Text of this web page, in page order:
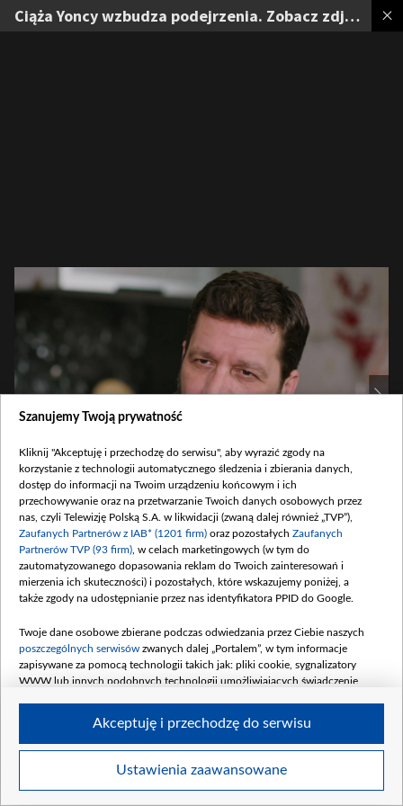
Ciąża Yoncy wzbudza podejrzenia. Zobacz zdjęcia z 73. odcinka „Panny młodej”
Nusret podejrzewa, że Yonca go okłamuje. Fot. Materiały prasowe
1
Szczegóły
Szanujemy Twoją prywatność
Kliknij "Akceptuję i przechodzę do serwisu", aby wyrazić zgody na
korzystanie z technologii automatycznego śledzenia i zbierania danych,
dostęp do informacji na Twoim urządzeniu końcowym i ich
przechowywanie oraz na przetwarzanie Twoich danych osobowych przez
nas, czyli Telewizję Polską S.A. w likwidacji (zwaną dalej również „TVP”),
Zaufanych Partnerów z IAB* (1201 firm) oraz pozostałych Zaufanych
Partnerów TVP (93 firm) , w celach marketingowych (w tym do
zautomatyzowanego dopasowania reklam do Twoich zainteresowań i
mierzenia ich skuteczności) i pozostałych, które wskazujemy poniżej, a
także zgody na udostępnianie przez nas identyfikatora PPID do Google.
Twoje dane osobowe zbierane podczas odwiedzania przez Ciebie naszych
poszczególnych serwisów zwanych dalej „Portalem”, w tym informacje
zapisywane za pomocą technologii takich jak: pliki cookie, sygnalizatory
WWW lub innych podobnych technologii umożliwiających świadczenie
Twoje dane osobowe zbierane podczas odwiedzania przez Ciebie
Ustawienia zaawansowane
Akceptuję i przechodzę do serwisu